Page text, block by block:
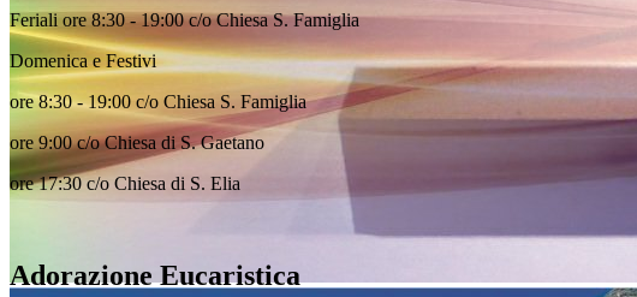
Feriali ore 8:30 - 19:00 c/o Chiesa S. Famiglia
Domenica e Festivi
ore 8:30 - 19:00 c/o Chiesa S. Famiglia
ore 9:00 c/o Chiesa di S. Gaetano
ore 17:30 c/o Chiesa di S. Elia
Adorazione Eucaristica